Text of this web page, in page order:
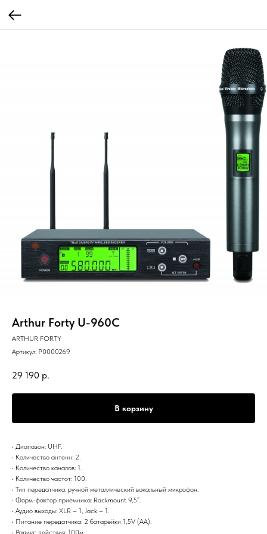
Arthur Forty U-960C
ARTHUR FORTY
Артикул: P0000269
29 190 р.
В корзину
• Диапазон: UHF.
• Количество антенн: 2.
• Количество каналов: 1.
• Количество частот: 100.
• Тип передатчика: ручной металлический вокальный микрофон.
• Форм-фактор приемника: Rackmount 9,5”.
• Аудио выходы: XLR – 1, Jack – 1.
• Питание передатчика: 2 батарейки 1,5V (АА).
• Радиус действия: 100м.